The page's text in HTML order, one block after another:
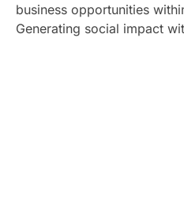
business opportunities
Generating social impact